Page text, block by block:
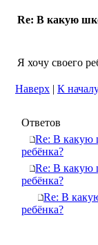
Re: В какую
Я хочу своего
Наверх | К
Ответов
Re: В какую
ребёнка?
Re: В какую
ребёнка?
Re: В
ребёнка?